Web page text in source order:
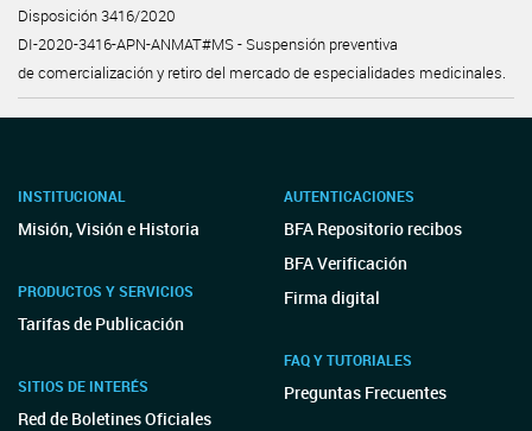
Disposición 3416/2020
DI-2020-3416-APN-ANMAT#MS - Suspensión preventiva
de comercialización y retiro del mercado de especialidades medicinales.
INSTITUCIONAL
Misión, Visión e Historia
PRODUCTOS Y SERVICIOS
Tarifas de Publicación
SITIOS DE INTERÉS
Red de Boletines Oficiales
AUTENTICACIONES
BFA Repositorio recibos
BFA Verificación
Firma digital
FAQ Y TUTORIALES
Preguntas Frecuentes